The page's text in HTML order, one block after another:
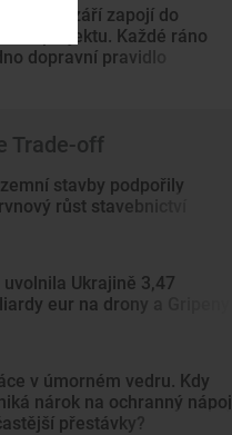
se v září zapojí do
projektu. Každé ráno
dopravní pravidlo
Trade-off
stavby podpořily
růst stavebnictví
uvolnila Ukrajině 3,47
eur na drony a Gripeny
v úmorném vedru. Kdy
nárok na ochranný nápoj
přestávky?